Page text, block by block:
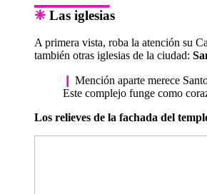
❈ Las iglesias
A primera vista, roba la atención su
también otras iglesias de la ciudad:
Mención aparte merece
Este complejo funge como
Los relieves de la fachada del